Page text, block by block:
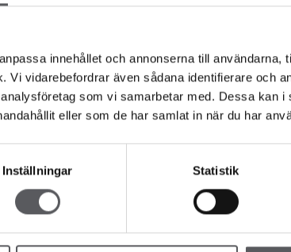
innehållet och annonserna till användarna,
Vi vidarebefordrar även sådana identifierare och
som vi samarbetar med. Dessa kan i
eller som de har samlat in när du har
Inställningar Statistik
Förslag på hus
består av fem stycken
hustyp i kollektionen kan fås i tre olika stilar:
personliga val och tillval.